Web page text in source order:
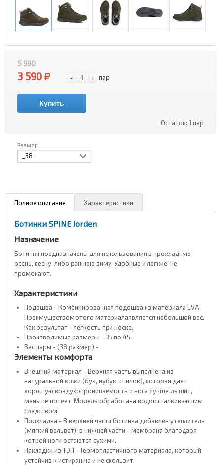
5 990
3 590 - + пар
Купить
Остаток: 1 пар
Размер
_38
Полное описание Характеристики
Ботинки SPINE Jorden
Назначение
Ботинки предназначены для использования в прохладную
осень, весну, либо раннюю зиму. Удобные и легкие, не
промокают.
Характеристики
Подошва - Комбинированная подошва из материала EVA.
Преимуществом этого материалаявляется небольшой вес.
Как результат - легкость при носке.
Производимые размеры - 35 по 45.
Вес пары - (38 размер) -
Элементы комфорта
Внешний материал - Верхняя часть выполнена из
натуральной кожи (бук, нубук, спилок), которая дает
хорошую воздухопроницаемость и нога лучше дышит,
меньше потеет. Модель обработана водоотталкивающим
средством.
Подкладка - В верхней части ботинка добавлен утеплитель
(мягкий вельвет), в нижней части - мембрана благодаря
котрой ноги остаются сухими.
Накладки из ТЭП - Термопластичного материала, который
устойчив к истиранию и не скользит.